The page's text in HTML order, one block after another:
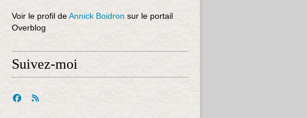
Voir le profil deAnnick Boidron sur le portail
Overblog
Suivez-moi